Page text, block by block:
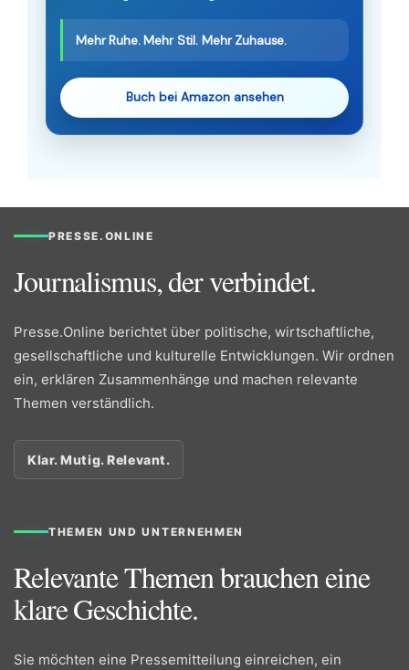
Mehr Ruhe. Mehr Stil. Mehr Zuhause.
Buch bei Amazon ansehen
PRESSE.ONLINE
Journalismus, der verbindet.
Presse.Online berichtet über politische, wirtschaftliche,
gesellschaftliche und kulturelle Entwicklungen. Wir ordnen
ein, erklären Zusammenhänge und machen relevante
Themen verständlich.
Klar. Mutig. Relevant.
THEMEN UND UNTERNEHMEN
Relevante Themen brauchen eine
klare Geschichte.
Sie möchten eine Pressemitteilung einreichen, ein